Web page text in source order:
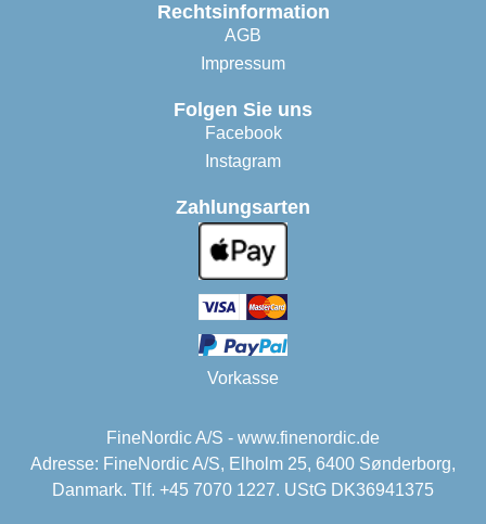
Rechtsinformation
AGB
Impressum
Folgen Sie uns
Facebook
Instagram
Zahlungsarten
Vorkasse
FineNordic A/S - www.finenordic.de
Adresse: FineNordic A/S, Elholm 25, 6400 Sønderborg,
Danmark. Tlf. +45 7070 1227. UStG DK36941375